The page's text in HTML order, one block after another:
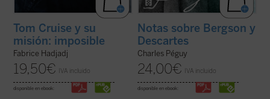
Tom Cruise y su
misión: imposible
Fabrice Hadjadj
19,50€ IVA incluido
disponible en ebook:
Notas sobre Bergson y
Descartes
Charles Péguy
24,00€ IVA incluido
disponible en ebook: